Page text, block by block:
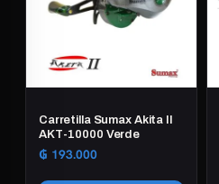
pueden
en
página
Carretilla Sumax Akita II
AKT-10000 Verde
₲ 193.000